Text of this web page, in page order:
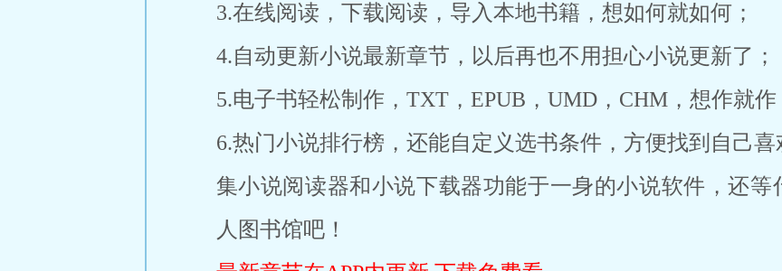
3.在线阅读，下载阅读，导入本地书籍，想如何就如何；
4.自动更新小说最新章节，以后再也不用担心小说更新了；
5.电子书轻松制作，TXT，EPUB，UMD，CHM，想作就作
6.热门小说排行榜，还能自定义选书条件，方便找到自己喜
集小说阅读器和小说下载器功能于一身的小说软件，还等
人图书馆吧！